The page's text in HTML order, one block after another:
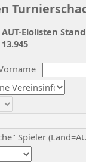
Spieler
AUT-Elolisten
13.945